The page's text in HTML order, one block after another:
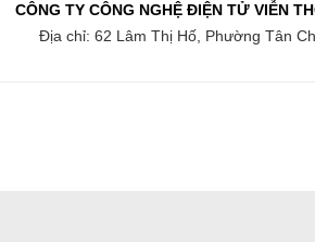
CÔNG TY CÔNG NGHỆ ĐIỆN TỬ VIỄN
Địa chỉ: 62 Lâm Thị Hố, Phường Tân